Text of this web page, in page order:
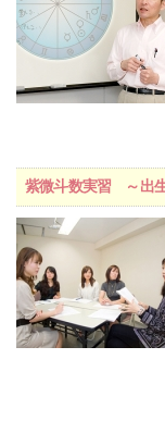
紫微斗数実習 ～出